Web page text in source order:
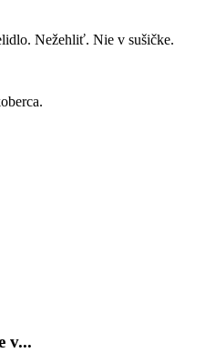
Nežehliť. Nie v sušičke.
v...